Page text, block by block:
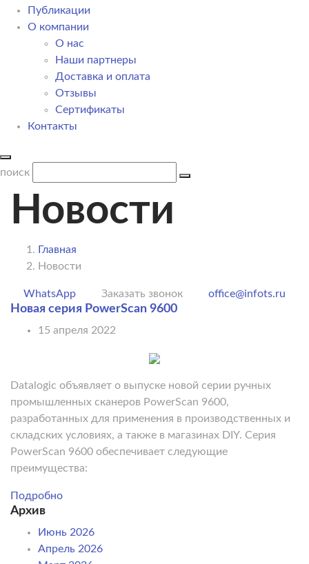
Публикации
О компании
О нас
Наши партнеры
Доставка и оплата
Отзывы
Сертификаты
Контакты
поиск
Новости
Главная
Новости
WhatsApp Заказать звонок office@infots.ru
Новая серия PowerScan 9600
15 апреля 2022
Datalogic объявляет о выпуске новой серии ручных
промышленных сканеров PowerScan 9600,
разработанных для применения в производственных и
складских условиях, а также в магазинах DIY. Серия
PowerScan 9600 обеспечивает следующие
преимущества:
Подробно
Архив
Июнь 2026
Апрель 2026